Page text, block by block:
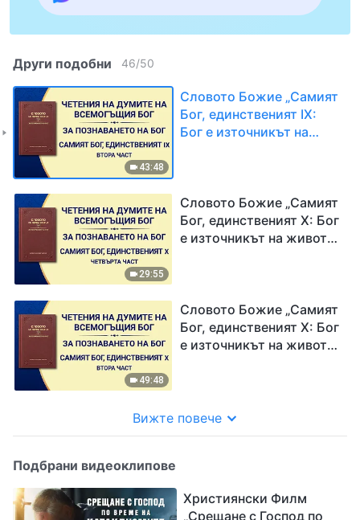
Други подобни 46/50
43:48
Словото Божие „Самият
Бог, единственият IX:
Бог е източникът на
29:55
Словото Божие „Самият
Бог, единственият X: Бог
е източникът на живот
49:48
Словото Божие „Самият
Бог, единственият X: Бог
е източникът на живот
Вижте повече
Подбрани видеоклипове
Християнски Филм
„Срещане с Господ по